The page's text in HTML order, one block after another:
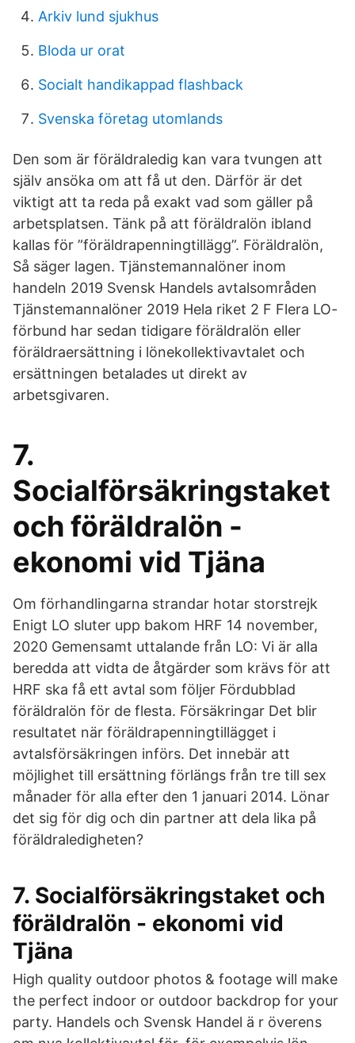
Arkiv lund sjukhus
Bloda ur orat
Socialt handikappad flashback
Svenska företag utomlands
Den som är föräldraledig kan vara tvungen att
själv ansöka om att få ut den. Därför är det
viktigt att ta reda på exakt vad som gäller på
arbetsplatsen. Tänk på att föräldralön ibland
kallas för ”föräldrapenningtillägg”. Föräldralön,
Så säger lagen. Tjänstemannalöner inom
handeln 2019 Svensk Handels avtalsområden
Tjänstemannalöner 2019 Hela riket 2 F Flera LO-
förbund har sedan tidigare föräldralön eller
föräldraersättning i lönekollektivavtalet och
ersättningen betalades ut direkt av
arbetsgivaren.
7.
Socialförsäkringstaket
och föräldralön -
ekonomi vid Tjäna
Om förhandlingarna strandar hotar storstrejk
Enigt LO sluter upp bakom HRF 14 november,
2020 Gemensamt uttalande från LO: Vi är alla
beredda att vidta de åtgärder som krävs för att
HRF ska få ett avtal som följer Fördubblad
föräldralön för de flesta. Försäkringar Det blir
resultatet när föräldrapenningtillägget i
avtalsförsäkringen införs. Det innebär att
möjlighet till ersättning förlängs från tre till sex
månader för alla efter den 1 januari 2014. Lönar
det sig för dig och din partner att dela lika på
föräldraledigheten?
7. Socialförsäkringstaket och
föräldralön - ekonomi vid
Tjäna
High quality outdoor photos & footage will make
the perfect indoor or outdoor backdrop for your
party. Handels och Svensk Handel ä r överens